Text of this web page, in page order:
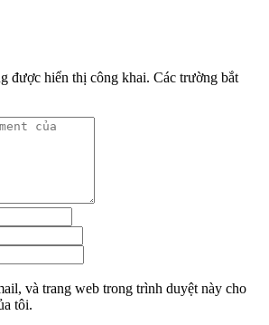
được hiển thị công khai. Các trường bắt
và trang web trong trình duyệt này cho
tôi.